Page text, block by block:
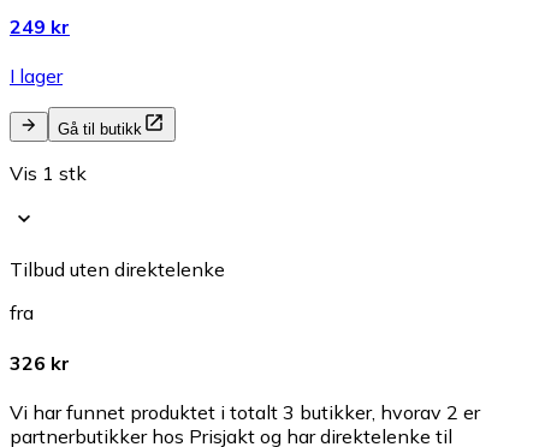
249 kr
I lager
Gå til butikk
Vis 1 stk
Tilbud uten direktelenke
fra
326 kr
Vi har funnet produktet i totalt 3 butikker, hvorav 2 er
partnerbutikker hos Prisjakt og har direktelenke til